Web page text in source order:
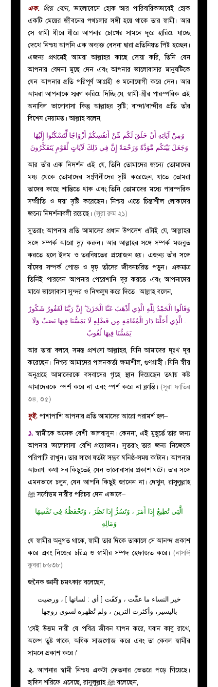
করুন
এক. প্রিয় বোন, ভালোবেসে হোক আর পারিবারিকভাবেই হোক
একটি মেয়ের জীবনের পথচলার সঙ্গী হয়ে থাকে তার স্বামী। আর
সে স্বামী ধীরে ধীরে আপনার চোখের সামনে দূরে হারিয়ে যাচ্ছে
দেখে নিশ্চয় আপনি এক অব্যক্ত বেদনা দ্বারা প্রতিনিয়ত পিষ্ট হচ্ছেন।
এজন্য প্রথমেই আমরা আল্লাহর কাছে দোয়া করি, তিনি যেন
আপনার বেদনা মুছে দেন এবং আপনার ভালোবাসার মানুষটিকে
যেন আপনার প্রতি পরিপূর্ণ আগ্রহী ও মনোযোগী করে দেন। আর
আমরা আপনাকে স্মরণ করিয়ে দিচ্ছি যে, স্বামী-স্ত্রীর পারস্পরিক এই
অনাবিল ভালোবাসা কিন্তু আল্লাহর সৃষ্টি; বান্দা/বান্দীর প্রতি তাঁর
বিশেষ নেয়ামত। আল্লাহ বলেন,
وَمِنْ آيَاتِهِ أَنْ خَلَقَ لَكُم مِّنْ أَنفُسِكُمْ أَزْوَاجًا لِّتَسْكُنُوا إِلَيْهَا
وَجَعَلَ بَيْنَكُم مَّوَدَّةً وَرَحْمَةً إِنَّ فِي ذَلِكَ لَآيَاتٍ لِّقَوْمٍ يَتَفَكَّرُونَ
আর তাঁর এক নিদর্শন এই যে, তিনি তোমাদের জন্যে তোমাদের
মধ্য থেকে তোমাদের সংগিনীদের সৃষ্টি করেছেন, যাতে তোমরা
তাদের কাছে শান্তিতে থাক এবং তিনি তোমাদের মধ্যে পারস্পরিক
সম্প্রীতি ও দয়া সৃষ্টি করেছেন। নিশ্চয় এতে চিন্তাশীল লোকদের
জন্যে নিদর্শনাবলী রয়েছে। (সূরা রুম ২১)
সুতরাং আপনার প্রতি আমাদের প্রধান উপদেশ এটাই যে, আল্লাহর
সঙ্গে সম্পর্ক আরো দৃঢ় করুন। আর আল্লাহর সঙ্গে সম্পর্কমজবুত
করতে হলে ইলম ও তরবিয়তের প্রয়োজন হয়। এজন্য তাঁর সঙ্গে
যাঁদের সম্পর্ক পোক্ত ও দৃঢ় তাঁদের জীবনচরিত পড়ুন। একমাত্র
তিনিই পারবেন আপনার পেরেশানি দূর করতে এবং আপনাদের
মাঝে ভালোবাসা সুন্দর ও নিষ্কলুষ করে দিতে। আল্লাহ বলেন,
وَقَالُوا الْحَمْدُ لِلَّهِ الَّذِي أَذْهَبَ عَنَّا الْحَزَنَ ۖ إِنَّ رَبَّنَا لَغَفُورٌ شَكُورٌ
. الَّذِي أَحَلَّنَا دَارَ الْمُقَامَةِ مِن فَضْلِهِ لَا يَمَسُّنَا فِيهَا نَصَبٌ وَلَا
يَمَسُّنَا فِيهَا لُغُوبٌ
আর তারা বলবে, সমস্ত প্রশংসা আল্লাহর, যিনি আমাদের দূঃখ দূর
করেছেন। নিশ্চয় আমাদের পালনকর্তা ক্ষমাশীল, গুণগ্রাহী। যিনি স্বীয়
অনুগ্রহে আমাদেরকে বসবাসের গৃহে স্থান দিয়েছেন তথায় কষ্ট
আমাদেরকে স্পর্শ করে না এবং স্পর্শ করে না ক্লান্তি। (সূরা ফাতির
৩৪, ৩৫)
দুই.পাশাপাশি আপনার প্রতি আমাদের আরো পরামর্শ হল–
১.স্বামীকে অনেক বেশী ভালবাসুন। কেননা, এই মুহূর্তে তার জন্য
আপনার ভালোবাসা বেশি প্রয়োজন। সুতরাং তার জন্য নিজেকে
পরিপাটি রাখুন। তার সাথে যতটা সম্ভব ঘনিষ্ঠ-সময় কাটান। আপনার
আচরণ, কথা সব কিছুতেই যেন ভালোবাসার প্রকাশ ঘটে। তার সঙ্গে
এমনভাবে চলুন, যেন আপনি কিছুই জানেন না। দেখুন, রাসূলুল্লাহ
ﷺ সর্বোত্তম নারীর পরিচয় দেন এভাবে–
الَّتِي تُطِيعُ إِذَا أَمَرَ ، وَتَسُرُّ إِذَا نَظَرَ ، وَتَحْفَظُهُ فِي نَفْسِهَا
وَمَالِهِ
যে স্বামীর অনুগত থাকে, স্বামী তার দিকে তাকালে সে আনন্দ প্রকাশ
করে এবং নিজের চরিত্র ও স্বামীর সম্পদ হেফাজত করে। (নাসাঈ
কুবরা ৮৬৩৮)
জনৈক জ্ঞানী চমৎকার বলেছেন,
خير النساء ما عفَّت ، وكفّت [ أي : لسانها ] ، ورضيت
باليسير، وأكثرت التزين ، ولم تُظهره لسوى زوجها
‘সেই উত্তম নারী যে পবিত্র জীবন যাপন করে, যবান কাবু রাখে,
অল্পে তুষ্ট থাকে, অধিক সাজগোজ করে এবং তা কেবল স্বামীর
সামনে প্রকাশ করে।’
২.আপনার স্বামী নিশ্চয় একটা ফেতনার ভেতরে পড়ে গিয়েছে।
হাদিস শরিফে এসেছে, রাসুলুল্লাহ ﷺ বলেছেন,